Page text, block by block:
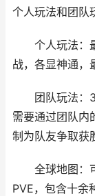
个人玩法和团队
个人玩法：最
战，各显神通，
团队玩法：
需要通过团队内
制为队友争取获
全球地图：可
PVE，包含十余